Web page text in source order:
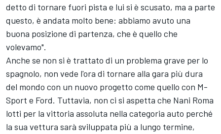
detto di tornare fuori pista e lui si è scusato, ma a parte
questo, è andata molto bene: abbiamo avuto una
buona posizione di partenza, che è quello che
volevamo".
Anche se non si è trattato di un problema grave per lo
spagnolo, non vede l'ora di tornare alla gara più dura
del mondo con un nuovo progetto come quello con M-
Sport e Ford. Tuttavia, non ci si aspetta che Nani Roma
lotti per la vittoria assoluta nella categoria auto perché
la sua vettura sarà sviluppata più a lungo termine,